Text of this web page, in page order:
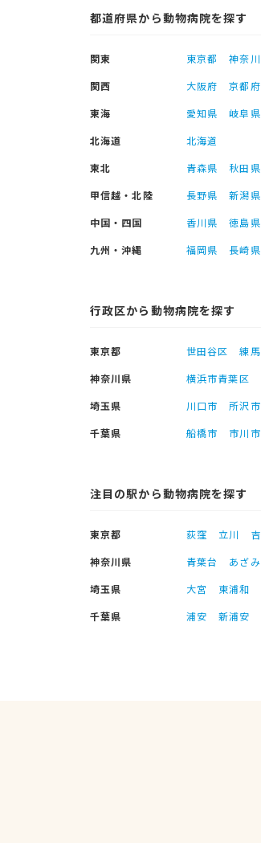
都道府県から動物病院を探す
関東 東京都 神奈
関西
大阪府 京都府
東海
愛知県 岐阜県
北海道
北海道
東北
青森県 秋田県
甲信越・北陸
長野県 新潟県
中国・四国
香川県 徳島県
九州・沖縄
福岡県 長崎県
行政区から動物病院を探す
東京都 世田谷区 練
神奈川県
横浜市青葉区
埼玉県
川口市 所沢市
千葉県
船橋市 市川市
注目の駅から動物病院を探す
東京都 荻窪 立川
神奈川県
青葉台 あざ
埼玉県
大宮 東浦和
千葉県
浦安 新浦安